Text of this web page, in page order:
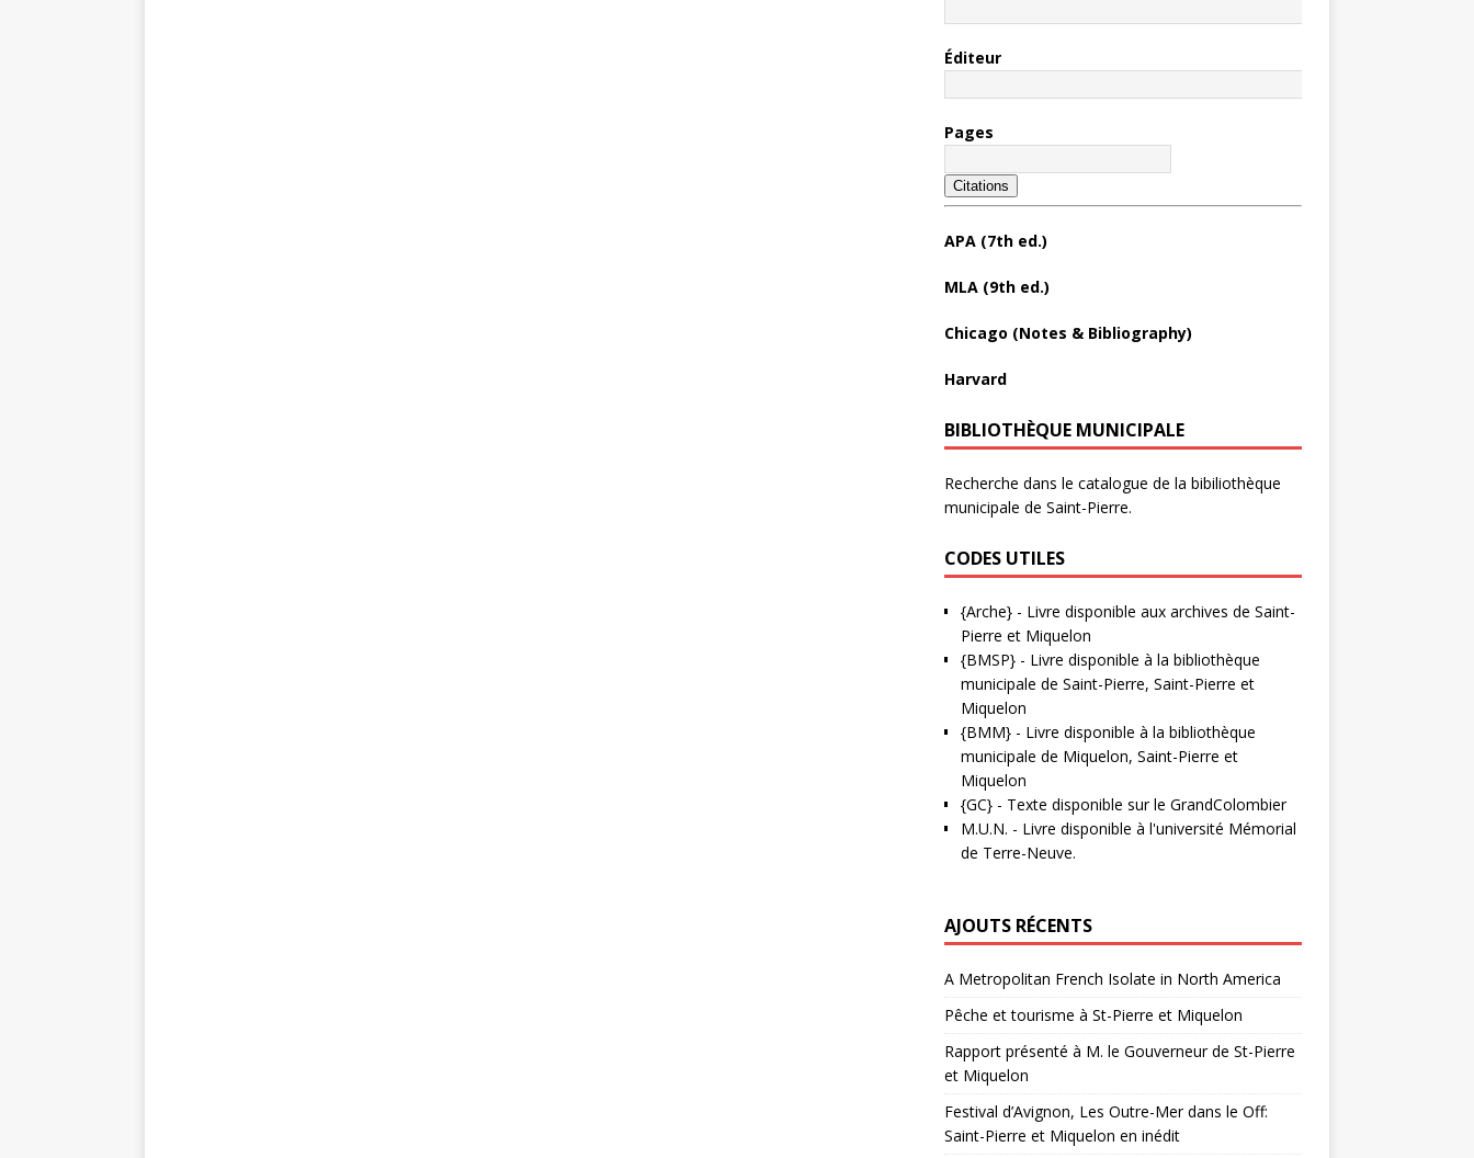
Éditeur
Pages
Citations
APA (7th ed.)
MLA (9th ed.)
Chicago (Notes & Bibliography)
Harvard
BIBLIOTHÈQUE MUNICIPALE
Recherche dans le catalogue de la bibiliothèque
municipale de Saint-Pierre.
CODES UTILES
{Arche}- Livre disponible aux archives de Saint-
Pierre et Miquelon
{BMSP}- Livre disponible à la bibliothèque
municipale de Saint-Pierre, Saint-Pierre et
Miquelon
{BMM}- Livre disponible à la bibliothèque
municipale de Miquelon, Saint-Pierre et
Miquelon
{GC}- Texte disponible sur le GrandColombier
M.U.N. - Livre disponible à l'université Mémorial
de Terre-Neuve.
AJOUTS RÉCENTS
A Metropolitan French Isolate in North America
Pêche et tourisme à St-Pierre et Miquelon
Rapport présenté à M. le Gouverneur de St-Pierre
et Miquelon
Festival d’Avignon, Les Outre-Mer dans le Off:
Saint-Pierre et Miquelon en inédit